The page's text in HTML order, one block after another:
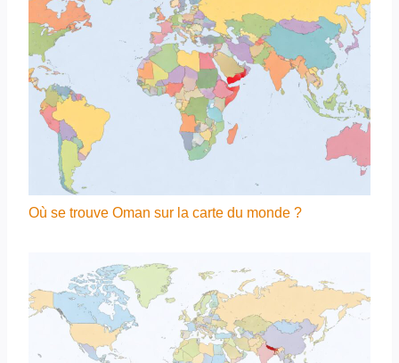
Où se trouve Oman sur la carte du monde ?